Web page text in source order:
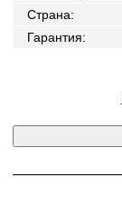
Страна:
Гарантия: